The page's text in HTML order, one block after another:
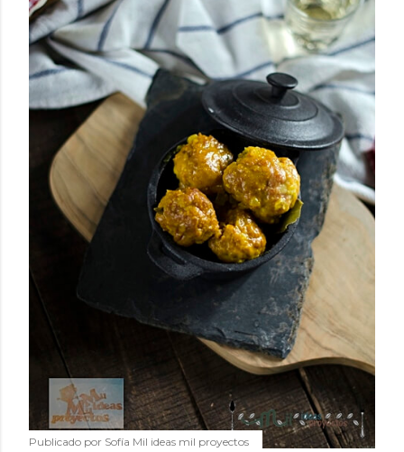
Publicado por Sofía Mil ideas mil proyectos